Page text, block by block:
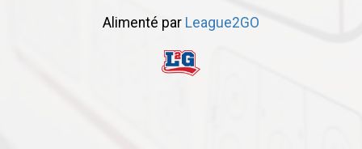
Alimenté par League2GO